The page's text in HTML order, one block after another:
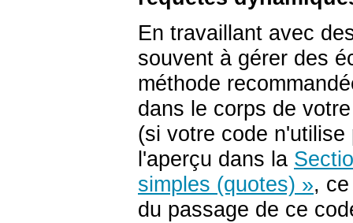
En travaillant avec
souvent à gérer des
méthode
dans le corps de
(si votre code
l'aperçu dans la
simples (quotes) »,
du passage de ce